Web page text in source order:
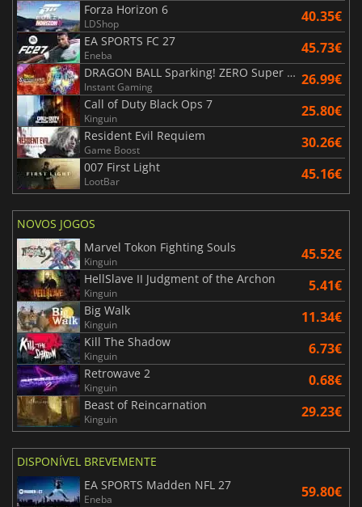
Forza Horizon 6
LDShop 40.35€
EA SPORTS FC 27
Eneba 45.73€
DRAGON BALL Sparking! ZERO Super Limit Breaking NEO
Instant Gaming 26.99€
Call of Duty Black Ops 7
Kinguin 25.80€
Resident Evil Requiem
Game Boost 30.26€
007 First Light
LootBar 45.16€
NOVOS JOGOS
Marvel Tokon Fighting Souls
Kinguin 45.52€
HellSlave II Judgment of the Archon
Kinguin 5.41€
Big Walk
Kinguin 11.34€
Kill The Shadow
Kinguin 6.73€
Retrowave 2
Kinguin 0.68€
Beast of Reincarnation
Kinguin 29.23€
DISPONÍVEL BREVEMENTE
EA SPORTS Madden NFL 27
Eneba 59.80€